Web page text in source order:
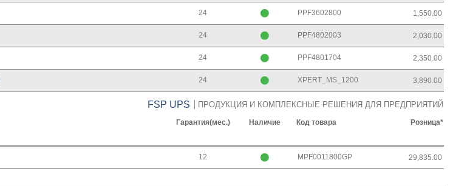
24 PPF3602800 1,550.00
24 PPF4802003 2,030.00
24 PPF4801704 2,350.00
24 XPERT_MS_1200 3,890.00
ПРОДУКЦИЯ И КОМПЛЕКСНЫЕ РЕШЕНИЯ ДЛЯ ПРЕДПРИЯТИЙ
FSP UPS
Гарантия(мес.) Наличие Код товара Розница*
12 MPF0011800GP 29,835.00